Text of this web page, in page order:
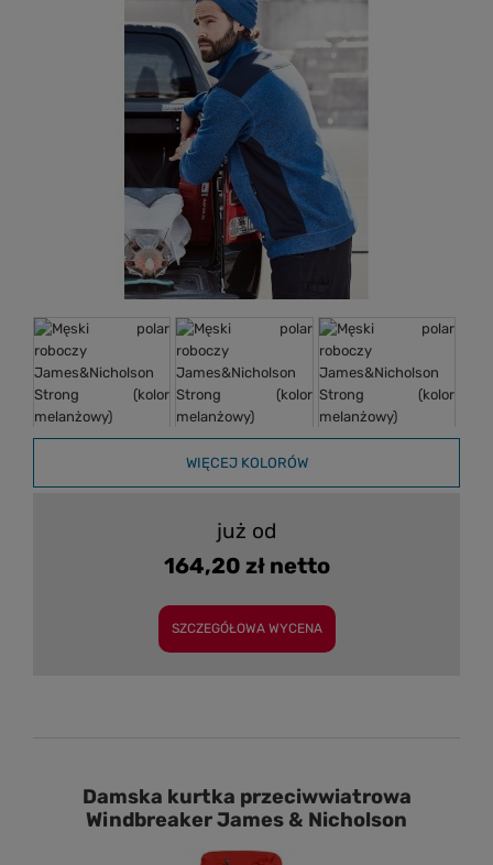
WIĘCEJ KOLORÓW
już od
164,20 zł netto
SZCZEGÓŁOWA WYCENA
Damska kurtka przeciwwiatrowa
Windbreaker James & Nicholson